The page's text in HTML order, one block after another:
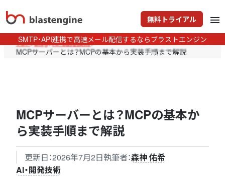
無料トライアル menu
SMTP・API連携で高速メール配信するならブラストエンジン
TOP>Blog>AI・開発技術>
MCPサーバーとは？MCPの基本から実装手順まで解説
MCPサーバーとは？MCPの基本か
ら実装手順まで解説
更新日：2026年7月2日執筆者：森神 佑希
AI・開発技術